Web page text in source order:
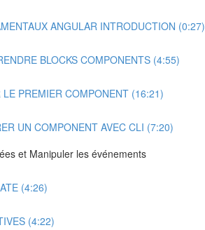
ANGULAR INTRODUCTION (0:27)
BLOCKS COMPONENTS (4:55)
PREMIER COMPONENT (16:21)
UN COMPONENT AVEC CLI (7:20)
et Manipuler les événements
(4:26)
(4:22)